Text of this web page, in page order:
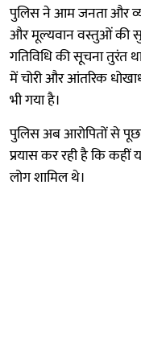
पुलिस ने आम जनता और
और मूल्यवान वस्तुओं की
गतिविधि की सूचना तुरंत
में चोरी और आंतरिक
भी गया है।
पुलिस अब आरोपितों से
प्रयास कर रही है कि
लोग शामिल थे।